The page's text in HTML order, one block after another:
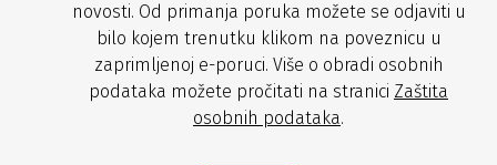
novosti. Od primanja poruka možete se odjaviti u
bilo kojem trenutku klikom na poveznicu u
zaprimljenoj e-poruci. Više o obradi osobnih
podataka možete pročitati na stranici Zaštita
osobnih podataka.